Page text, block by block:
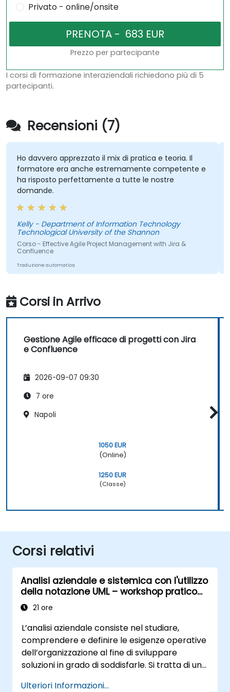
Privato - online/onsite
Prezzo per partecipante
I corsi di formazione interaziendali richiedono più di 5
partecipanti.
Recensioni (7)
Ho davvero apprezzato il mix di pratica e teoria. Il
formatore era anche estremamente competente e
ha risposto perfettamente a tutte le nostre
domande.
Kelly - Department of Information Technology
Technological University of the Shannon
Corso - Effective Agile Project Management with Jira &
Confluence
Traduzione automatica
Corsi in Arrivo
Gestione Agile efficace di progetti con Jira
e Confluence
2026-09-07 09:30
7 ore
Napoli
1050 EUR
(Online)
1250 EUR
(Classe)
Corsi relativi
Analisi aziendale e sistemica con l'utilizzo
della notazione UML – workshop pratico
per Product Owner nella metodologia
Scrum
21 ore
L’analisi aziendale consiste nel studiare,
comprendere e definire le esigenze operative
dell’organizzazione al fine di sviluppare
soluzioni in grado di soddisfarle. Si tratta di un
cambiamento organizzativo nonché nella
Ulteriori Informazioni...